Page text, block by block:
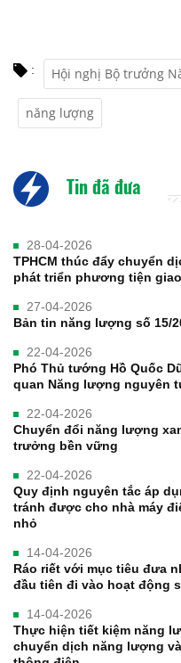
: Hội nghị Bộ trưởng
năng lượng
Tin đã đưa
28-04-2026
TPHCM thúc đẩy chuyển
phát triển phương tiện
27-04-2026
Bản tin năng lượng số 15/
22-04-2026
Phó Thủ tướng Hồ Quốc
quan Năng lượng nguyên
22-04-2026
Chuyển đổi năng lượng
trưởng bền vững
22-04-2026
Quy định nguyên tắc áp
tránh được cho nhà máy
nhỏ
14-04-2026
Ráo riết với mục tiêu đưa
đầu tiên đi vào hoạt động
14-04-2026
Thực hiện tiết kiệm năng
chuyển dịch năng lượng